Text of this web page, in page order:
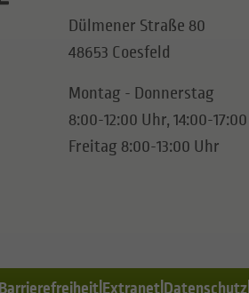
Dülmener Straße 80
48653 Coesfeld
Montag - Donnerstag
8:00-12:00 Uhr, 14:00-
Freitag 8:00-13:00 Uhr
Barrierefreiheit Extranet Datenschutz